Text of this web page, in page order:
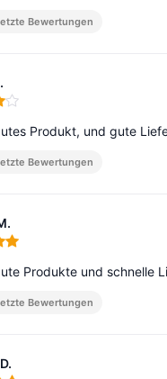
Bewertungen
4 von 5
Produkt, und gute
Bewertungen
5 von 5
Produkte und schnelle
Bewertungen